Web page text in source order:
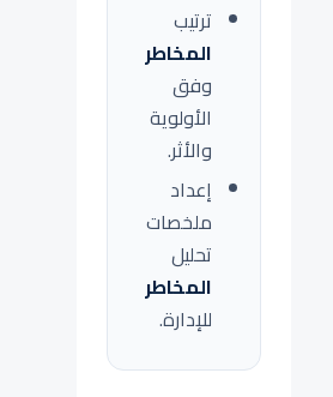
ترتيب
المخاطر
وفق
الأولوية
والأثر.
إعداد
ملخصات
تحليل
المخاطر
للإدارة.